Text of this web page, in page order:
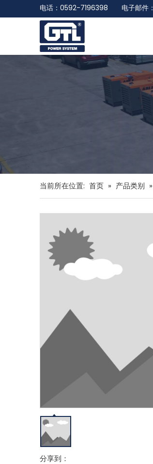
电话：0592-7196398 电子邮件：
当前所在位置: 首页 » 产品类别 »
分享到：